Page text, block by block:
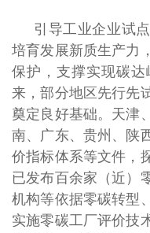
引导工业企业试
培育发展新质生产力
保护，支撑实现碳
来，部分地区先行先
奠定良好基础。天津
南、广东、贵州、陕
价指标体系等文件，
已发布百余家（近）
机构等依据零碳转型
实施零碳工厂评价技